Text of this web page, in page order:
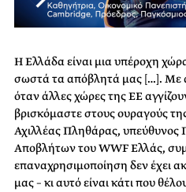
Η Ελλάδα είναι μια υπέροχη
σωστά τα απόβλητά μας […]. Με
όταν άλλες χώρες της ΕΕ
βρισκόμαστε στους ουραγούς
Αχιλλέας Πληθάρας,
Αποβλήτων του WWF Ελλάς,
επαναχρησιμοποίηση δεν έχει
μας – κι αυτό είναι κάτι που